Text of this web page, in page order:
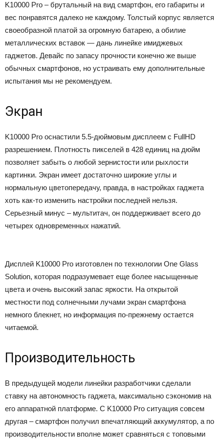
K10000 Pro – брутальный на вид смартфон, его габариты и
вес понравятся далеко не каждому. Толстый корпус является
своеобразной платой за огромную батарею, а обилие
металлических вставок — дань линейке имиджевых
гаджетов. Девайс по запасу прочности конечно же выше
обычных смартфонов, но устраивать ему дополнительные
испытания мы не рекомендуем.
Экран
K10000 Pro оснастили 5.5-дюймовым дисплеем с FullHD
разрешением. Плотность пикселей в 428 единиц на дюйм
позволяет забыть о любой зернистости или рыхлости
картинки. Экран имеет достаточно широкие углы и
нормальную цветопередачу, правда, в настройках гаджета
хоть как-то изменить настройки последней нельзя.
Серьезный минус – мультитач, он поддерживает всего до
четырех одновременных нажатий.
Дисплей K10000 Pro изготовлен по технологии One Glass
Solution, которая подразумевает еще более насыщенные
цвета и очень высокий запас яркости. На открытой
местности под солнечными лучами экран смартфона
немного блекнет, но информация по-прежнему остается
читаемой.
Производительность
В предыдущей модели линейки разработчики сделали
ставку на автономность гаджета, максимально сэкономив на
его аппаратной платформе. С K10000 Pro ситуация совсем
другая – смартфон получил впечатляющий аккумулятор, а по
производительности вполне может сравняться с топовыми